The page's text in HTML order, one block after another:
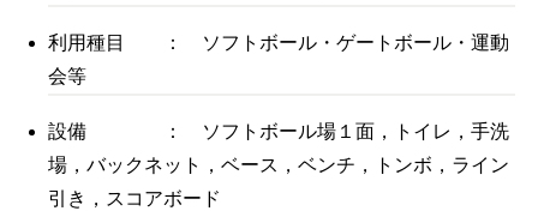
利用種目 ： ソフトボール・ゲートボール・運動
会等
設備 ： ソフトボール場１面，トイレ，手洗
場，バックネット，ベース，ベンチ，トンボ，ライン
引き，スコアボード